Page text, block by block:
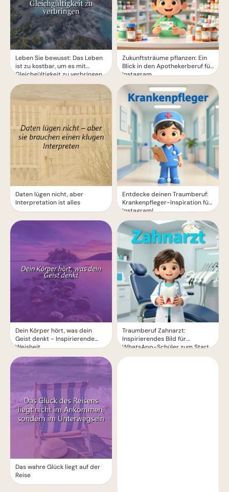
Leben Sie bewusst: Das Leben
ist zu kostbar, um es mit
Gleichgültigkeit zu verbringen
Daten lügen nicht, aber
Interpretation ist alles
Dein Körper hört, was dein
Geist denkt - Inspirierende
Weisheit
Das wahre Glück liegt auf der
Reise
Zukunftsträume pflanzen: Ein
Blick in den Apothekerberuf für
Instagram
Entdecke deinen Traumberuf:
Krankenpfleger-Inspiration für
Instagram!
Traumberuf Zahnarzt:
Inspirierendes Bild für
WhatsApp-Schüler zum Start